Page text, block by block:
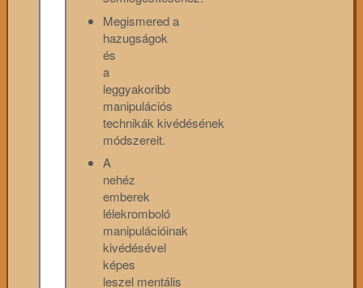
Megismered a
hazugságok
és
a
leggyakoribb
manipulációs
technikák kivédésének
módszereit.
A
nehéz
emberek
lélekromboló
manipulációinak
kivédésével
képes
leszel mentális